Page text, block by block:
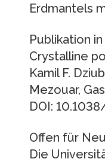
Erdmantels
Publikation
Crystalline
Kamil F.
Mezouar,
DOI:
Offen für
Die